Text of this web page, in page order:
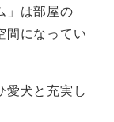
」は部屋の
間になってい
愛犬と充実し